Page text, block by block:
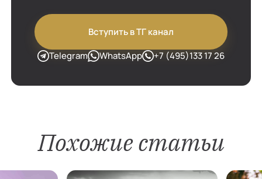
Вступить в ТГ канал
Telegram
WhatsApp +7 (495)133 17 26
Похожие статьи